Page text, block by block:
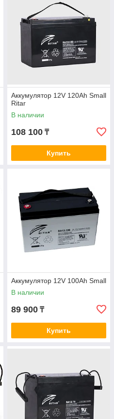
Аккумулятор 12V 120Ah Small
Ritar
В наличии
108 100 ₸
Купить
Аккумулятор 12V 100Ah Small
В наличии
89 900 ₸
Купить